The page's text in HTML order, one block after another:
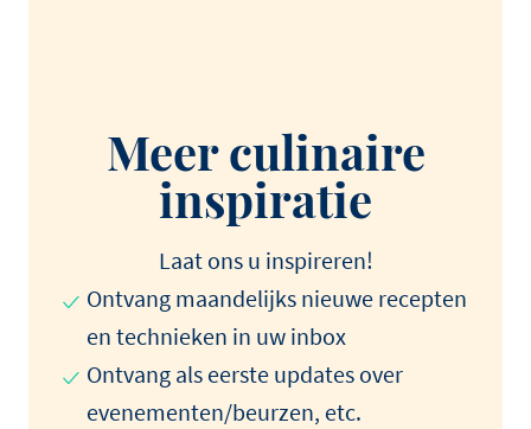
Meer culinaire
inspiratie
Laat ons u inspireren!
Ontvang maandelijks nieuwe recepten
en technieken in uw inbox
Ontvang als eerste updates over
evenementen/beurzen, etc.